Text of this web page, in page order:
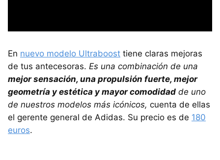
En nuevo modelo Ultraboost tiene claras mejoras
de tus antecesoras. Es una combinación de una
mejor sensación, una propulsión fuerte, mejor
geometría y estética y mayor comodidad de uno
de nuestros modelos más icónicos, cuenta de ellas
el gerente general de Adidas. Su precio es de 180
euros.